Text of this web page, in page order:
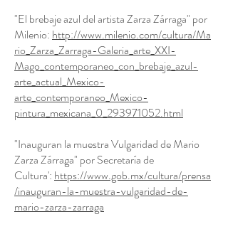
"El brebaje azul del artista Zarza Zárraga" por
Milenio: http://www.milenio.com/cultura/Ma
rio_Zarza_Zarraga-Galeria_arte_XXI-
Mago_contemporaneo_con_brebaje_azul-
arte_actual_Mexico-
arte_contemporaneo_Mexico-
pintura_mexicana_0_293971052.html
"Inauguran la muestra Vulgaridad de Mario
Zarza Zárraga" por Secretaría de
Cultura': https://www.gob.mx/cultura/prensa
/inauguran-la-muestra-vulgaridad-de-
mario-zarza-zarraga